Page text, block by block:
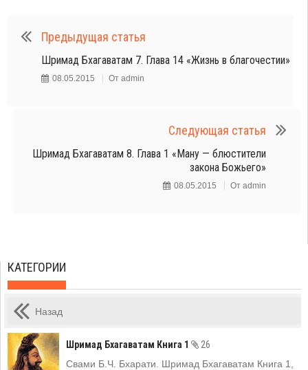
Предыдущая статья
Шримад Бхагаватам 7. Глава 14 «Жизнь в благочестии»
08.05.2015 От admin
Следующая статья
Шримад Бхагаватам 8. Глава 1 «Ману — блюстители
закона Божьего»
08.05.2015 От admin
КАТЕГОРИИ
Назад
Шримад Бхагаватам Книга 1
26
Свами Б.Ч. Бхарати. Шримад Бхагаватам Книга 1,